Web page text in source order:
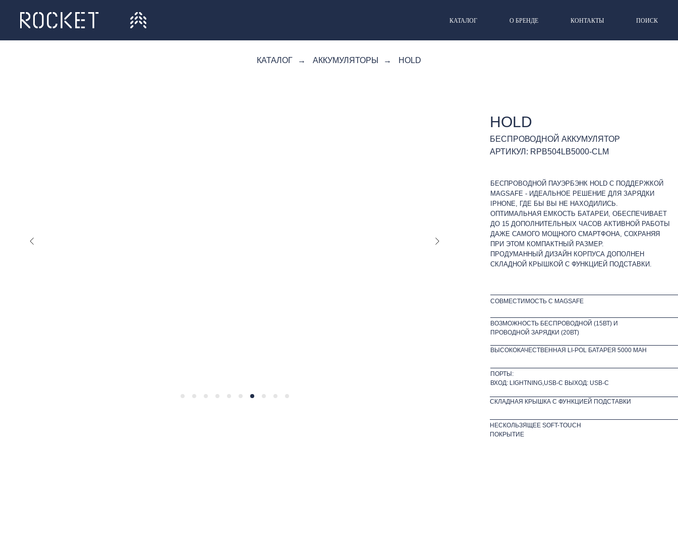
КАТАЛОГ О БРЕНДЕ КОНТАКТЫ ПОИСК
КАТАЛОГ → АККУМУЛЯТОРЫ → HOLD
HOLD
БЕСПРОВОДНОЙ АККУМУЛЯТОР
СОВМЕСТИМОСТЬ С MAGSAFE
ВОЗМОЖНОСТЬ БЕСПРОВОДНОЙ (15ВТ) И
ПРОВОДНОЙ ЗАРЯДКИ (20ВТ)
ВЫСОКОКАЧЕСТВЕННАЯ LI-POL БАТАРЕЯ 5000 MAH
ПОРТЫ:
ВХОД: LIGHTNING,USB-С ВЫХОД: USB-C
БЕСПРОВОДНОЙ ПАУЭРБЭНК HOLD С ПОДДЕРЖКОЙ
MAGSAFE - ИДЕАЛЬНОЕ РЕШЕНИЕ ДЛЯ ЗАРЯДКИ
IPHONE, ГДЕ БЫ ВЫ НЕ НАХОДИЛИСЬ.
ОПТИМАЛЬНАЯ ЕМКОСТЬ БАТАРЕИ, ОБЕСПЕЧИВАЕТ
ДО 15 ДОПОЛНИТЕЛЬНЫХ ЧАСОВ АКТИВНОЙ РАБОТЫ
ДАЖЕ САМОГО МОЩНОГО СМАРТФОНА, СОХРАНЯЯ
ПРИ ЭТОМ КОМПАКТНЫЙ РАЗМЕР.
ПРОДУМАННЫЙ ДИЗАЙН КОРПУСА ДОПОЛНЕН
СКЛАДНОЙ КРЫШКОЙ С ФУНКЦИЕЙ ПОДСТАВКИ.
АРТИКУЛ: RPB504LB5000-CLM
СКЛАДНАЯ КРЫШКА С ФУНКЦИЕЙ ПОДСТАВКИ
НЕСКОЛЬЗЯЩЕЕ SOFT-TOUCH
ПОКРЫТИЕ